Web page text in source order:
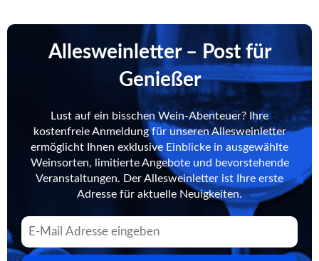
Allesweinletter – Post für
Genießer
Lust auf ein bisschen Wein-Abenteuer? Ihre
kostenfreie Anmeldung für unseren Allesweinletter
ermöglicht Ihnen exklusive Einblicke in ausgewählte
Weinsorten, limitierte Angebote und bevorstehende
Veranstaltungen. Der Allesweinletter ist Ihre erste
Adresse für aktuelle Neuigkeiten.